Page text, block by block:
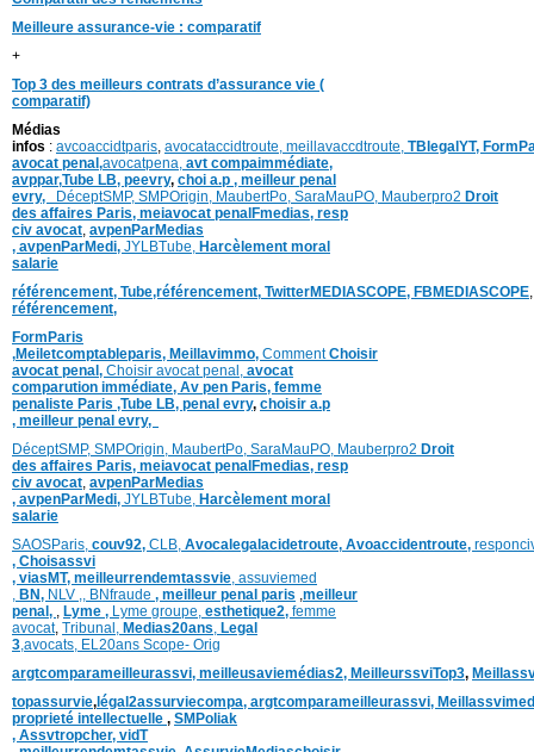
Meilleure assurance-vie : comparatif
+
Top 3 des meilleurs contrats d’assurance vie (
comparatif)
Médias
infos : avcoaccidtparis avocataccidtroute, meillavaccdtroute, TBlegalYT,
avocat penal,avocatpena, avt compaimmédiate,
avppar,Tube LB, peevry, choi a.p , meilleur penal
evry, DéceptSMP, SMPOrigin, MaubertPo, SaraMauPO, Mauberpro2 Droit
des affaires Paris, meiavocat penalFmedias, resp
civ avocat avpenParMedias
, avpenParMedi, JYLBTube, Harcèlement moral
salarie
référencement, Tube,référencement, TwitterMEDIASCOPE, FBMEDIASCOPE
référencement,
FormParis
,Meiletcomptableparis, Meillavimmo, CommentChoisir
avocat penal, Choisir avocat penal, avocat
comparution immédiate, Av pen Paris, femme
penaliste Paris ,Tube LB, penal evry, choisir a.p
, meilleur penal evry,
DéceptSMP, SMPOrigin, MaubertPo, SaraMauPO, Mauberpro2 Droit
des affaires Paris, meiavocat penalFmedias, resp
civ avocat avpenParMedias
, avpenParMedi, JYLBTube, Harcèlement moral
salarie
SAOSParis, couv92, CLB, Avocalegalacidetroute, Avoaccidentroute,
, Choisassvi
, viasMT, meilleurrendemtassvie assuviemed
BN, NLV , BNfraude , meilleur penal paris meilleur
penal,
Lyme , Lyme groupe, esthetique2, femme
avocat, Tribunal, Medias20ans Legal
3 avocats, EL20ans Scope- Orig
argtcomparameilleurassvi, meilleusaviemédias2, MeilleurssviTop3,
topassurvie,légal2assurviecompa, argtcomparameilleurassvi,
proprieté intellectuelle , SMPoliak
, Assvtropcher, vidT